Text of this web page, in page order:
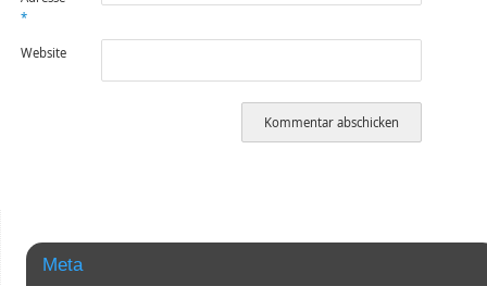
*
Website
Meta